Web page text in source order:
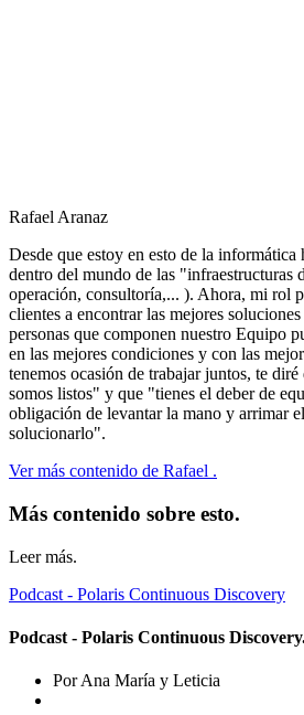
Rafael Aranaz
Desde que estoy en esto de la informática
dentro del mundo de las "infraestructuras
operación, consultoría,... ). Ahora, mi rol
clientes a encontrar las mejores
personas que componen nuestro Equipo
en las mejores condiciones y con las
tenemos ocasión de trabajar juntos, te
somos listos" y que "tienes el deber de
obligación de levantar la mano y arrimar
solucionarlo".
Ver más contenido de Rafael .
Más contenido sobre esto.
Leer más.
Podcast - Polaris Continuous Discovery
Podcast - Polaris Continuous
Por Ana María y Leticia